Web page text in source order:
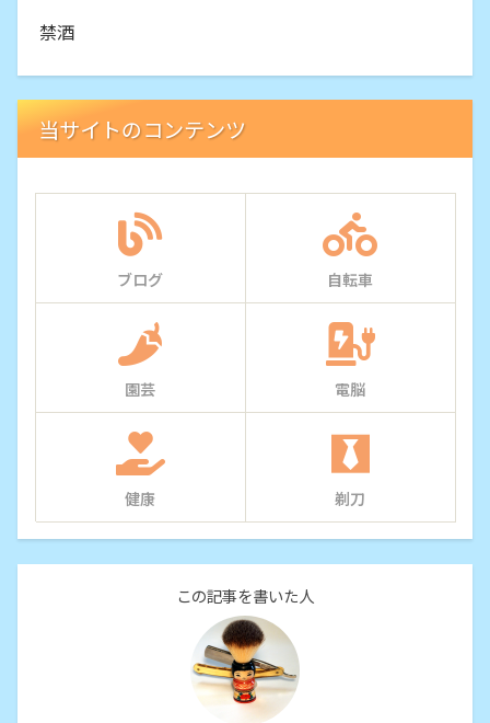
禁酒
当サイトのコンテンツ
ブログ 自転車
園芸 電脳
健康 剃刀
この記事を書いた人